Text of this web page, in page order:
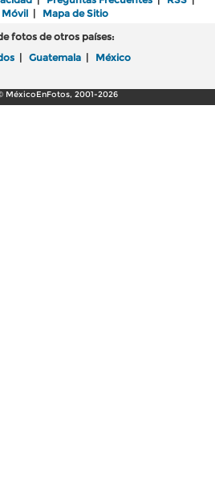
Móvil| Mapa de Sitio
fotos de otros países:
| Guatemala | México
MéxicoEnFotos, 2001-2026